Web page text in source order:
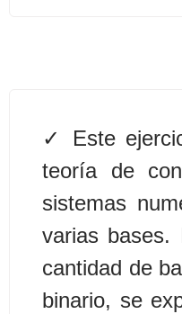
cadenas de texto Ξ
cadenas Ξ
Funciones Ξ Recursión Ξ
Arreglos bidimensionales
Ξ Arreglos
Métodos de
Este
teoría de
sistemas
varias bases.
cantidad de
binario, se